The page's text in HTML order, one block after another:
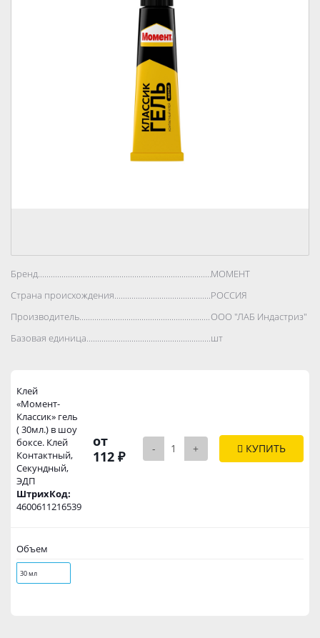
Бренд..................................................................................МОМЕНТ
Страна происхождения..................................................................................
РОССИЯ
Производитель..................................................................................ООО "ЛАБ Индастриз"
Базовая единица..................................................................................
шт
Клей
«Момент-
Классик» гель
( 30мл.) в шоу
боксе. Клей
Контактный,
Секундный,
ЭДП
ШтрихКод:
4600611216539
от
112 ₽
- + КУПИТЬ
Объем
30 мл